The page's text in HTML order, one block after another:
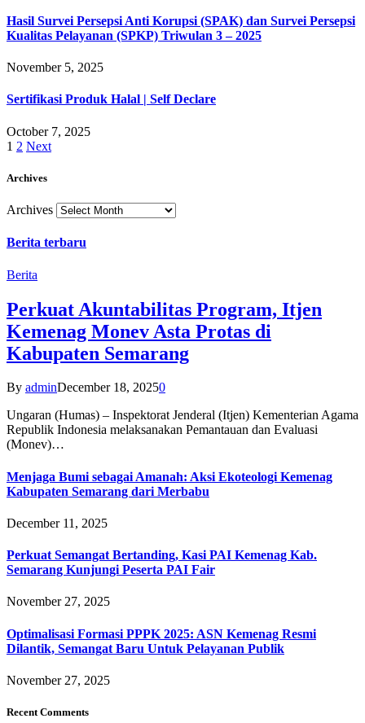
Hasil Survei Persepsi Anti Korupsi (SPAK) dan Survei Persepsi
Kualitas Pelayanan (SPKP) Triwulan 3 – 2025
November 5, 2025
Sertifikasi Produk Halal | Self Declare
October 7, 2025
1 2 Next
Archives
Archives
Berita terbaru
Berita
Perkuat Akuntabilitas Program, Itjen
Kemenag Monev Asta Protas di
Kabupaten Semarang
By adminDecember 18, 20250
Ungaran (Humas) – Inspektorat Jenderal (Itjen) Kementerian Agama
Republik Indonesia melaksanakan Pemantauan dan Evaluasi
(Monev)…
Menjaga Bumi sebagai Amanah: Aksi Ekoteologi Kemenag
Kabupaten Semarang dari Merbabu
December 11, 2025
Perkuat Semangat Bertanding, Kasi PAI Kemenag Kab.
Semarang Kunjungi Peserta PAI Fair
November 27, 2025
Optimalisasi Formasi PPPK 2025: ASN Kemenag Resmi
Dilantik, Semangat Baru Untuk Pelayanan Publik
November 27, 2025
Recent Comments